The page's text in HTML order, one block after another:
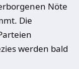
Nöte
Die
werden bald